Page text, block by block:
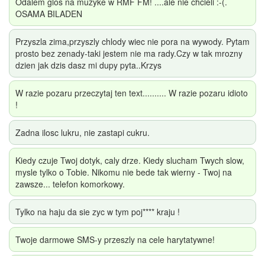
OSAMA BILADEN
Przyszla zima,przyszly chlody wiec nie pora na wywody. Pytam
prosto bez zenady-taki jestem nie ma rady.Czy w tak mrozny
dzien jak dzis dasz mi dupy pyta..Krzys
W razie pozaru przeczytaj ten text.......... W razie pozaru idioto
!
Zadna ilosc lukru, nie zastapi cukru.
Kiedy czuje Twoj dotyk, caly drze. Kiedy slucham Twych slow,
mysle tylko o Tobie. Nikomu nie bede tak wierny - Twoj na
zawsze... telefon komorkowy.
Tylko na haju da sie zyc w tym poj**** kraju !
Twoje darmowe SMS-y przeszly na cele harytatywne!